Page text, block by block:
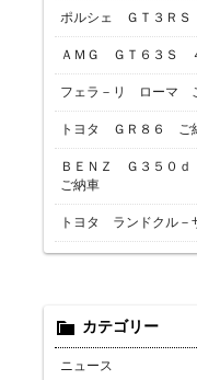
ポルシェ ＧＴ３Ｒ
ＡＭＧ ＧＴ６３Ｓ
フェラ－リ ローマ
トヨタ ＧＲ８６ ご
ＢＥＮＺ Ｇ３５０
ご納車
トヨタ ランドクル
カテゴリー
ニュース